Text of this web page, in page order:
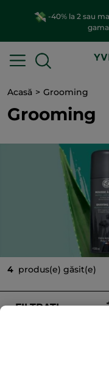
-40% la 2 sau
Acasă Grooming
Grooming
4 produs(e) găsit(e)
FILTRAȚI